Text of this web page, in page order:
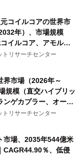
コイルコアの世界市
年）、市場規模
コイルコア、アモルフ
イルコア）・分析レ
トリサーチセンター
界市場（2026年～
規模（直交ハイブリッ
ンゲカプラー、オーバ
その他）・分析レポ
トリサーチセンター
市場、2035年544億米
CAGR44.90％、低侵